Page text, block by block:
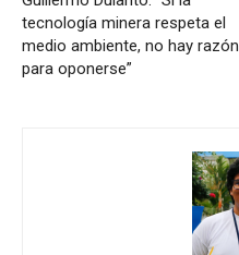
tecnología minera respeta el
medio ambiente, no hay razón
para oponerse”